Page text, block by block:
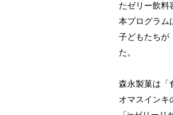
たゼリー飲料
本プログラム
子どもたちが
た。
森永製菓は「
オマスインキ